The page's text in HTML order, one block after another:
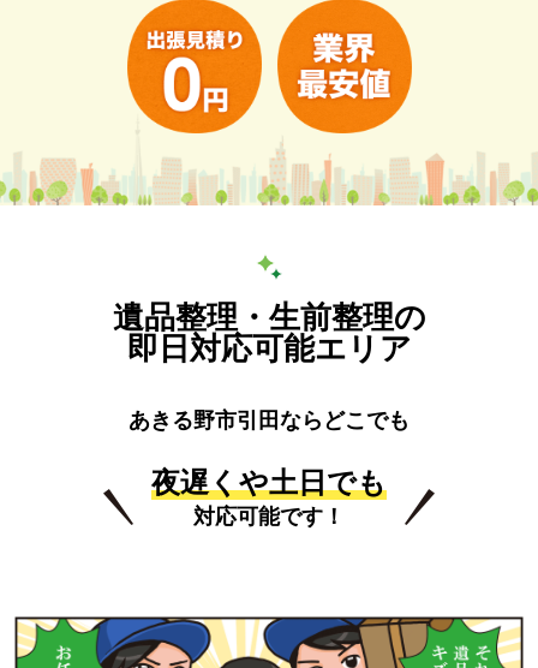
遺品整理・生前整理の
即日対応可能エリア
あきる野市引田ならどこでも
夜遅くや土日でも
対応可能です！